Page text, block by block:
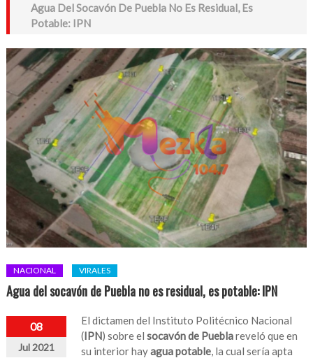
Agua Del Socavón De Puebla No Es Residual, Es
Potable: IPN
NACIONAL VIRALES
Agua del socavón de Puebla no es residual, es potable: IPN
08
Jul 2021
El dictamen del Instituto Politécnico Nacional
(IPN) sobre elsocavón de Pueblareveló que en
su interior hayagua potable, la cual sería apta